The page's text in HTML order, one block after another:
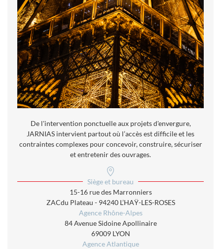
De l'intervention ponctuelle aux projets d'envergure,
JARNIAS intervient partout où l’accès est difficile et les
contraintes complexes pour concevoir, construire, sécuriser
et entretenir des ouvrages.
Siège et bureau
15-16 rue des Marronniers
ZACdu Plateau - 94240 L’HAŸ-LES-ROSES
Agence Rhône-Alpes
84 Avenue Sidoine Apollinaire
69009 LYON
Agence Atlantique